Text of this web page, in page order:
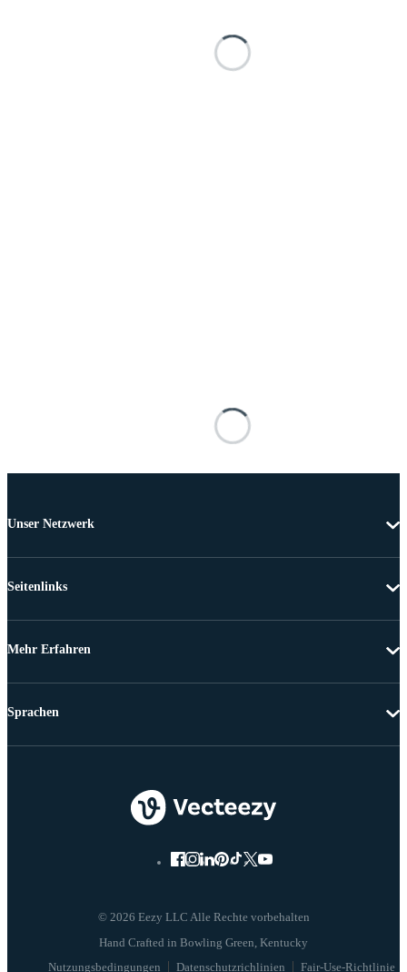
Unser Netzwerk
Seitenlinks
Mehr Erfahren
© 2026 Eezy LLC Alle Rechte vorbehalten
Nutzungsbedingungen Datenschutzrichlinien Fair-Use-Richtlinie
Sprachen